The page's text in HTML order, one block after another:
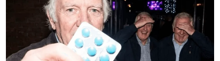
Semasa
Penerbangan mencemaskan,
penumpang didakwa cuba
buka pintu kecemasan
Semasa